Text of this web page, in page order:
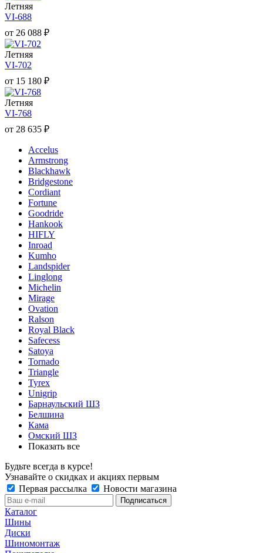
Летняя
VI-688
от 26 088 ₽
Летняя
VI-702
от 15 180 ₽
Летняя
VI-768
от 28 635 ₽
Accelus
Armstrong
Blackhawk
Bridgestone
Cordiant
Fortune
Goodride
Hankook
HIFLY
Inroad
Kumho
Landspider
Linglong
Michelin
Mirage
Ovation
Ralson
Royal Black
Safecess
Satoya
Tornado
Triangle
Tyrex
Unigrip
Барнаульский ШЗ
Белшина
Кама
Омский ШЗ
Показать все
Будьте всегда в курсе!
Узнавайте о скидках и акциях первым
Первая рассылка
Новости магазина
Каталог
Шины
Диски
Шиномонтаж